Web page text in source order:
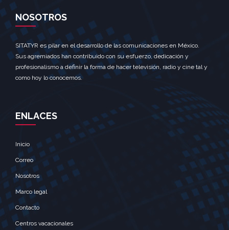
NOSOTROS
SITATYR es pilar en el desarrollo de las comunicaciones en México.
Sus agremiados han contribuido con su esfuerzo, dedicación y
profesionalismo a definir la forma de hacer televisión, radio y cine tal y
como hoy lo conocemos.
ENLACES
Inicio
Correo
Nosotros
Marco legal
Contacto
Centros vacacionales